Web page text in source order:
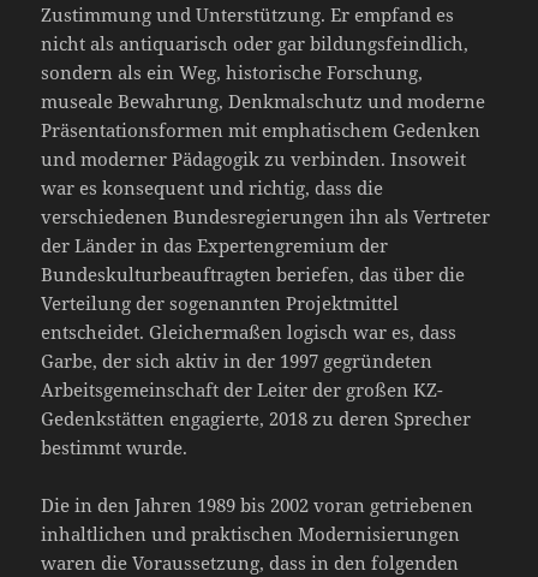
Zustimmung und Unterstützung. Er empfand es
nicht als antiquarisch oder gar bildungsfeindlich,
sondern als ein Weg, historische Forschung,
museale Bewahrung, Denkmalschutz und moderne
Präsentationsformen mit emphatischem Gedenken
und moderner Pädagogik zu verbinden. Insoweit
war es konsequent und richtig, dass die
verschiedenen Bundesregierungen ihn als Vertreter
der Länder in das Expertengremium der
Bundeskulturbeauftragten beriefen, das über die
Verteilung der sogenannten Projektmittel
entscheidet. Gleichermaßen logisch war es, dass
Garbe, der sich aktiv in der 1997 gegründeten
Arbeitsgemeinschaft der Leiter der großen KZ-
Gedenkstätten engagierte, 2018 zu deren Sprecher
bestimmt wurde.
Die in den Jahren 1989 bis 2002 voran getriebenen
inhaltlichen und praktischen Modernisierungen
waren die Voraussetzung, dass in den folgenden